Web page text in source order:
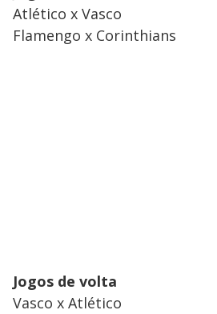
Atlético x Vasco
Flamengo x Corinthians
Jogos de volta
Vasco x Atlético